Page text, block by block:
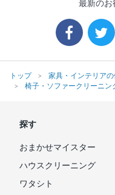
最新のお
トップ
家具・インテリア
椅子・ソファークリーニン
探す
おまかせマイスター
ハウスクリーニング
ワタシト